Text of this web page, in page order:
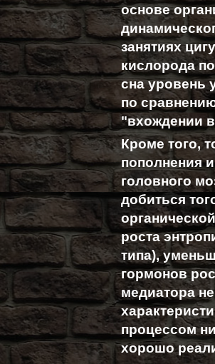
основе
занятиях
кислорода
сна уровень
по
"вхождении
Кроме того,
пополнения
головного
добиться
роста
типа),
гормонов
медиатора
процессом
хорошо